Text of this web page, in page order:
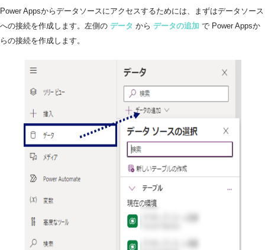
Power Appsからデータソースにアクセスするためには、まずはデータソース
への接続を作成します。左側の データ から データの追加 で Power Appsか
らの接続を作成します。